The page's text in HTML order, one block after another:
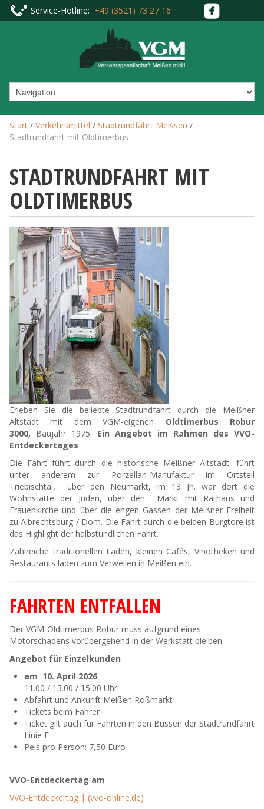
Service-Hotline: +49 (3521) 73 27 16
Start / Verkehrsmittel / Stadtrundfahrt Meissen /
Stadtrundfahrt mit Oldtimerbus
STADTRUNDFAHRT MIT
OLDTIMERBUS
Erleben Sie die beliebte Stadtrundfahrt durch die Meißner
Altstadt mit dem VGM-eigenen Oldtimerbus Robur
3000, Baujahr 1975. Ein Angebot im Rahmen des VVO-
Entdeckertages
Die Fahrt führt durch die historische Meißner Altstadt, führt
unter anderem zur Porzellan-Manufaktur im Ortsteil
Triebischtal, über den Neumarkt, im 13 Jh. war dort die
Wohnstätte der Juden, über den Markt mit Rathaus und
Frauenkirche und über die engen Gassen der Meißner Freiheit
zu Albrechtsburg / Dom. Die Fahrt durch die beiden Burgtore ist
das Highlight der halbstündlichen Fahrt.
Zahlreiche traditionellen Läden, kleinen Cafés, Vinotheken und
Restaurants laden zum Verweilen in Meißen ein.
FAHRTEN ENTFALLEN
Der VGM‑Oldtimerbus Robur muss aufgrund eines
Motorschadens vorübergehend in der Werkstatt bleiben
Angebot für Einzelkunden
am 10. April 2026
11.00 / 13.00 / 15.00 Uhr
Abfahrt und Ankunft Meißen Roßmarkt
Tickets beim Fahrer
Ticket gilt auch für Fahrten in den Bussen der Stadtrundfahrt
Linie E
Peis pro Person: 7,50 Euro
VVO-Entdeckertag am
VVO-Entdeckertag | (vvo-online.de)